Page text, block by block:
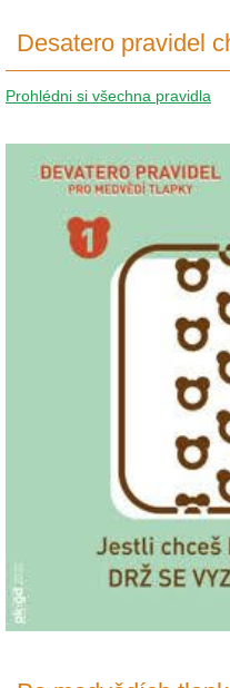
Desatero pravidel
Prohlédni si všechna pravidla